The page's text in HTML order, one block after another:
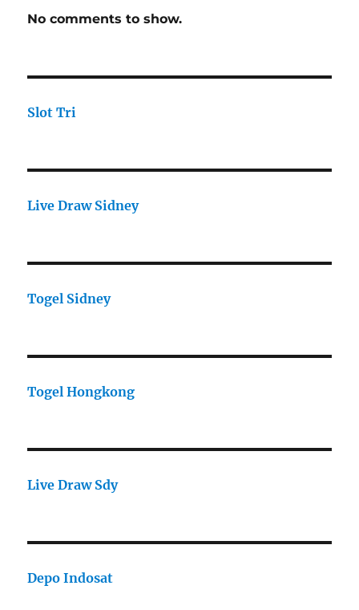
No comments to show.
Slot Tri
Live Draw Sidney
Togel Sidney
Togel Hongkong
Live Draw Sdy
Depo Indosat